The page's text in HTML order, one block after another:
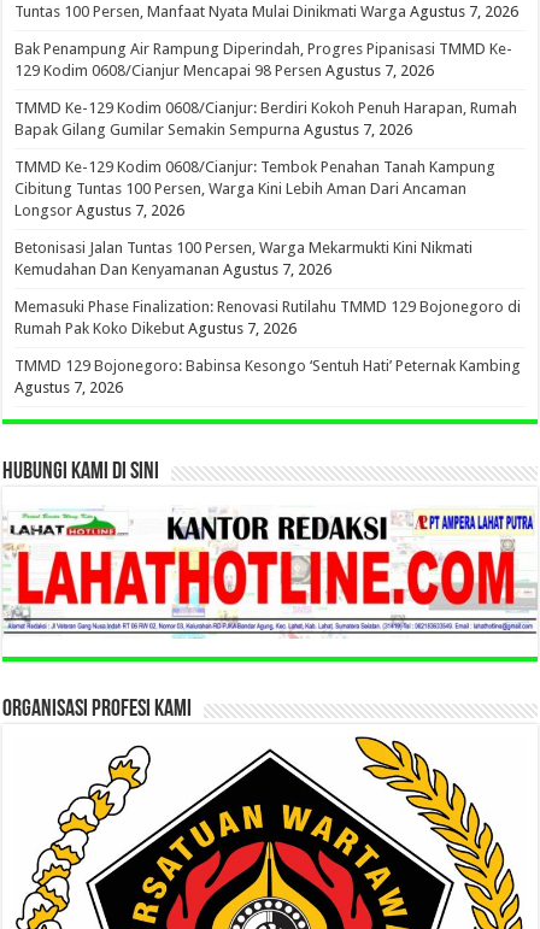
Tuntas 100 Persen, Manfaat Nyata Mulai Dinikmati Warga Agustus 7, 2026
Bak Penampung Air Rampung Diperindah, Progres Pipanisasi TMMD Ke-
129 Kodim 0608/Cianjur Mencapai 98 Persen Agustus 7, 2026
TMMD Ke-129 Kodim 0608/Cianjur: Berdiri Kokoh Penuh Harapan, Rumah
Bapak Gilang Gumilar Semakin Sempurna Agustus 7, 2026
TMMD Ke-129 Kodim 0608/Cianjur: Tembok Penahan Tanah Kampung
Cibitung Tuntas 100 Persen, Warga Kini Lebih Aman Dari Ancaman
Longsor Agustus 7, 2026
Betonisasi Jalan Tuntas 100 Persen, Warga Mekarmukti Kini Nikmati
Kemudahan Dan Kenyamanan Agustus 7, 2026
Memasuki Phase Finalization: Renovasi Rutilahu TMMD 129 Bojonegoro di
Rumah Pak Koko Dikebut Agustus 7, 2026
TMMD 129 Bojonegoro: Babinsa Kesongo ‘Sentuh Hati’ Peternak Kambing
Agustus 7, 2026
HUBUNGI KAMI DI SINI
ORGANISASI PROFESI KAMI